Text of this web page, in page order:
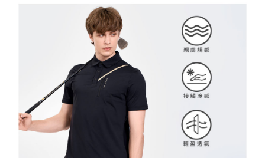
締め日後に支払いリマインダーのSMSを送信します。
2. SMSのリンクを通じて請求書を開いた後、「コンビニバーコード／台湾
大直営店舗／銀行振込／街口支払い／iPASS MONEY」などのチャネルで
支払いを選択できます。
1. 本サービスは「台湾大哥大株式会社」（以下「当社」といいます）によ
って提供され、ユーザーが取引時に本サービスを通じて商品やサービスを
購入できるようにし、店舗が売買／分割払い売買の債権を当社に譲渡した
後、契約に基づいて当社の請求書で帳款を支払うことになります。
2. 「OP Pay Later」を利用する契約関係の目的から、店舗はあなたの個人
情報（名前、電話または住所を含む）を台湾大哥大に提供し、収集、処理
および利用するために、当社があなた本人と分割請求書に必要な情報の確
認、照合および修正を行います。
3. 完全なユーザーサービス規約については、以下のリンクを参照してくだ
リをダウンロードして AFTEE 会員になるとお支払い期限を最長 45 日以内
お支払期限は、ショップが請求した期日と、AFTEEで延長できる日数をも
とに計算されます。AFTEEで注文すると、商品を受け取るまで支払い期限
を延長できますが、商品を期限内に受け取れない場合があります（例：予
約商品や商品到着日が比較的遅い商品）。そのため、商品到着の有無に関
わらず、AFTEEで指定された期限内にお支払いください。
二、支払い限度額
1.初回 AFTEEを ご利用の際に、認証結果及び当社の審査の結果に基づ
き、限度額が設定されます。
2.決済金額は最低NT$20です。
3.現在、台湾の会員のみご利用いただけます。
配送毎にNT$80、NT$2,000以上で送料無料
配送毎にNT$80、NT$2,000以上で送料無料
配送毎にNT$80、NT$2,000以上で送料無料
付款後7-11取貨
配送毎にNT$80、NT$2,000以上で送料無料